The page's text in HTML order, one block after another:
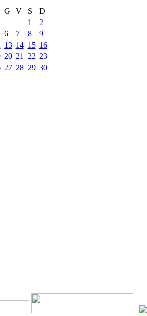
G V S
D
1
2
6 7 8
9
13 14 15 16
20 21 22 23
27 28 29 30